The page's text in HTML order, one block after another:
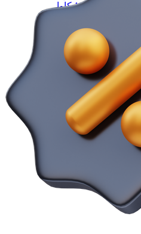
دیزل ژنزاتور 1400 کاوا
همه دیزل ژنراتور
آلات صنعتی
سه بعدی
قالب